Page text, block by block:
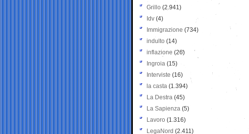
Grillo (2.941)
Idv (4)
Immigrazione (734)
indulto (14)
inflazione (26)
Ingroia (15)
Interviste (16)
la casta (1.394)
La Destra (45)
La Sapienza (5)
Lavoro (1.316)
LegaNord (2.411)